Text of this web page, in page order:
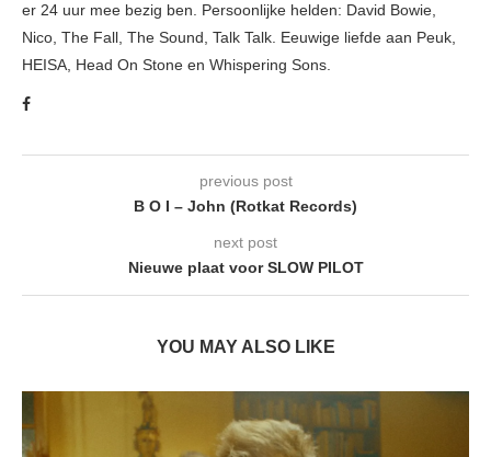
er 24 uur mee bezig ben. Persoonlijke helden: David Bowie,
Nico, The Fall, The Sound, Talk Talk. Eeuwige liefde aan Peuk,
HEISA, Head On Stone en Whispering Sons.
previous post
B O I – John (Rotkat Records)
next post
Nieuwe plaat voor SLOW PILOT
YOU MAY ALSO LIKE